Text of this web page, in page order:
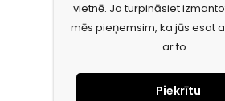
vietnē. Ja turpināsiet
mēs pieņemsim, ka jūs esat
ar to
Piekrītu